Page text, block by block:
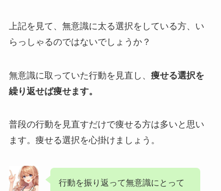
上記を見て、無意識に太る選択をしている方、い
らっしゃるのではないでしょうか？
無意識に取っていた行動を見直し、 痩せる選択を
繰り返せば痩せます。
普段の行動を見直すだけで痩せる方は多いと思い
ます。痩せる選択を心掛けましょう。
行動を振り返って無意識にとって